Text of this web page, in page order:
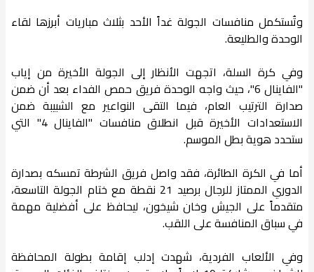
وتُستكمل منافسات الجولة غداً الأحد بثلاث مباريات أبرزها لقاء
الوحدة والطليعة.
وفي كرة السلة، اتجهت الأنظار إلى الجولة الأخيرة من إياب
"الفاينال 6"، حيث واجه الوحدة فريق حمص الفداء بعد أن ضمن
صدارة الترتيب العام، فيما التقى النواعير مع الشبيبة ضمن
الاستعدادات الأخيرة قبل انطلاق منافسات "الفاينال 4" التي
ستحدد هوية بطل الموسم.
أما في الكرة الطائرة، فقد واصل فريق الشرطة تمسكه بصدارة
الدوري الممتاز للرجال برصيد 21 نقطة مع ختام الجولة التاسعة،
متقدماً على الجيش وخان شيخون، ليحافظ على أفضلية مهمة
في سباق المنافسة على اللقب.
وفي الألعاب الفردية، شهدت إدلب إقامة بطولة المحافظة